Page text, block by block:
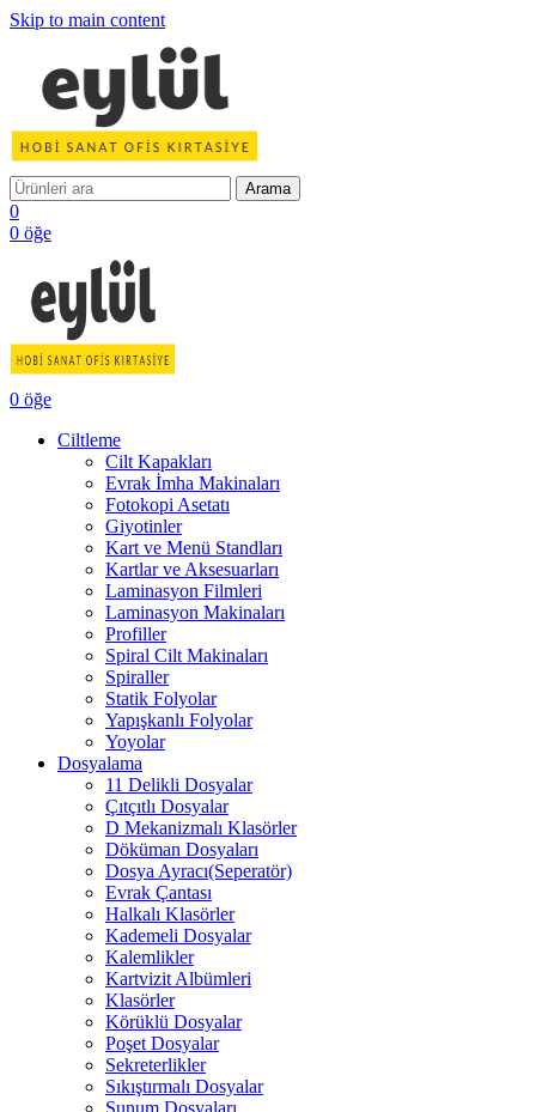
Skip to main content
Arama
0
0 öğe
0 öğe
Ciltleme
Cilt Kapakları
Evrak İmha Makinaları
Fotokopi Asetatı
Giyotinler
Kart ve Menü Standları
Kartlar ve Aksesuarları
Laminasyon Filmleri
Laminasyon Makinaları
Profiller
Spiral Cilt Makinaları
Spiraller
Statik Folyolar
Yapışkanlı Folyolar
Yoyolar
Dosyalama
11 Delikli Dosyalar
Çıtçıtlı Dosyalar
D Mekanizmalı Klasörler
Döküman Dosyaları
Dosya Ayracı(Seperatör)
Evrak Çantası
Halkalı Klasörler
Kademeli Dosyalar
Kalemlikler
Kartvizit Albümleri
Klasörler
Körüklü Dosyalar
Poşet Dosyalar
Sekreterlikler
Sıkıştırmalı Dosyalar
Sunum Dosyaları